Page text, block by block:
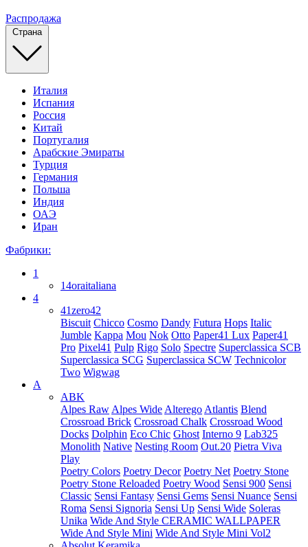
Распродажа
Страна
Италия
Испания
Россия
Китай
Португалия
Арабские Эмираты
Турция
Германия
Польша
Индия
ОАЭ
Иран
Фабрики:
1
14oraitaliana
4
41zero42
Biscuit Chicco Cosmo Dandy Futura Hops Italic
Jumble Kappa Mou Nok Otto Paper41 Lux Paper41
Pro Pixel41 Pulp Rigo Solo Spectre Superclassica SCB
Superclassica SCG Superclassica SCW Technicolor
Two Wigwag
A
ABK
Alpes Raw Alpes Wide Alterego Atlantis Blend
Crossroad Brick Crossroad Chalk Crossroad Wood
Docks Dolphin Eco Chic Ghost Interno 9 Lab325
Monolith Native Nesting Room Out.20 Pietra Viva
Play
Poetry Colors Poetry Decor Poetry Net Poetry Stone
Poetry Stone Reloaded Poetry Wood Sensi 900 Sensi
Classic Sensi Fantasy Sensi Gems Sensi Nuance Sensi
Roma Sensi Signoria Sensi Up Sensi Wide Soleras
Unika Wide And Style CERAMIC WALLPAPER
Wide And Style Mini Wide And Style Mini Vol2